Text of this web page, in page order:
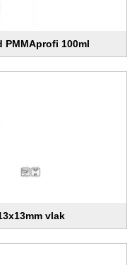
100ml
vlak